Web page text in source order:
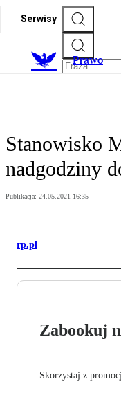
Serwisy
Prawo
Stanowisko
nadgodziny
Publikacja: 24.05.2021 16:35
rp.pl
Zabookuj
Skorzystaj z